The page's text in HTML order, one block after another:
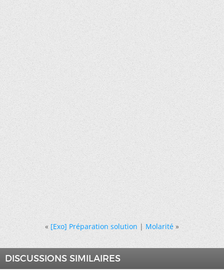
« [Exo] Préparation solution|Molarité »
DISCUSSIONS SIMILAIRES